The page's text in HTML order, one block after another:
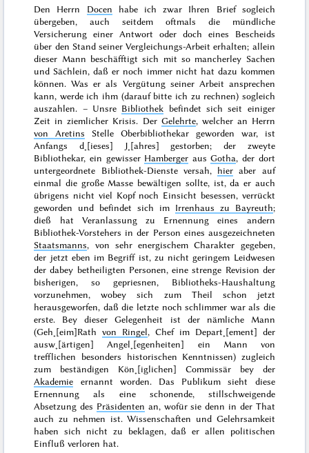
Den Herrn Docen habe ich zwar Ihren Brief sogleich
übergeben, auch seitdem oftmals die mündliche
Versicherung einer Antwort oder doch eines Bescheids
über den Stand seiner Vergleichungs-Arbeit erhalten; allein
dieser Mann beschäfftigt sich mit so mancherley Sachen
und Sächlein, daß er noch immer nicht hat dazu kommen
können. Was er als Vergütung seiner Arbeit ansprechen
kann, werde ich ihm (darauf bitte ich zu rechnen) sogleich
auszahlen. – Unsre Bibliothek befindet sich seit einiger
Zeit in ziemlicher Krisis. Der Gelehrte, welcher an Herrn
von Aretins Stelle Oberbibliothekar geworden war, ist
Anfangs d˖[ieses] J˖[ahres] gestorben; der zweyte
Bibliothekar, ein gewisser Hamberger ausGotha, der dort
untergeordnete Bibliothek-Dienste versah, hier aber auf
einmal die große Masse bewältigen sollte, ist, da er auch
übrigens nicht viel Kopf noch Einsicht besessen, verrückt
geworden und befindet sich im Irrenhaus zu Bayreuth;
dieß hat Veranlassung zu Ernennung eines andern
Bibliothek-Vorstehers in der Person eines ausgezeichneten
Staatsmanns, von sehr energischem Charakter gegeben,
der jetzt eben im Begriff ist, zu nicht geringem Leidwesen
der dabey betheiligten Personen, eine strenge Revision der
bisherigen, so gepriesnen, Bibliotheks-Haushaltung
vorzunehmen, wobey sich zum Theil schon jetzt
herausgeworfen, daß die letzte noch schlimmer war als die
erste. Bey dieser Gelegenheit ist der nämliche Mann
(Geh˖[eim]Rathvon Ringel, Chef im Depart˖[ement] der
ausw˖[ärtigen] Angel˖[egenheiten] ein Mann von
trefflichen besonders historischen Kenntnissen) zugleich
zum beständigen Kön˖[iglichen] Commissär bey der
Akademie ernannt worden. Das Publikum sieht diese
Ernennung als eine schonende, stillschweigende
Absetzung des Präsidenten an, wofür sie denn in der That
auch zu nehmen ist.Wissenschaften und Gelehrsamkeit
haben sich nicht zu beklagen, daß er allen politischen
Einfluß verloren hat.